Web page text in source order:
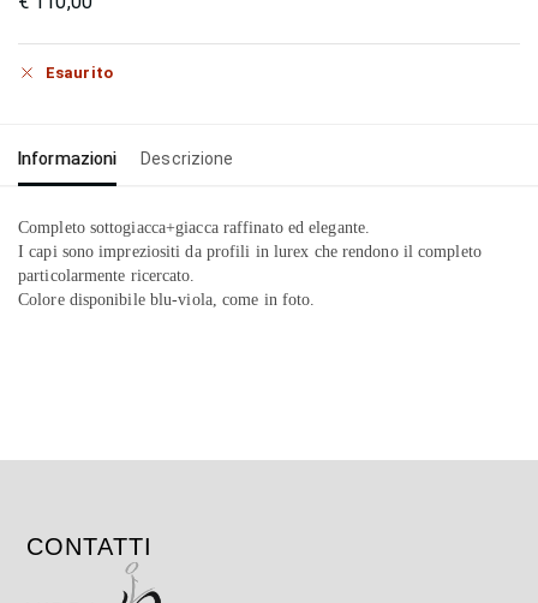
Esaurito
Informazioni Descrizione
Completo sottogiacca+giacca raffinato ed elegante.
I capi sono impreziositi da profili in lurex che rendono il completo
particolarmente ricercato.
Colore disponibile blu-viola, come in foto.
CONTATTI